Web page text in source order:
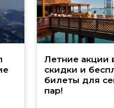
Летние акции
скидки и
билеты для
пар!